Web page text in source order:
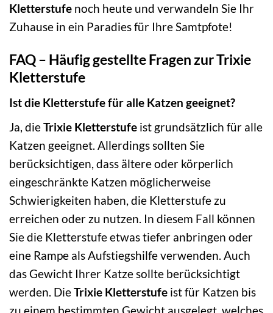
Kletterstufe noch heute und verwandeln Sie Ihr
Zuhause in ein Paradies für Ihre Samtpfote!
FAQ – Häufig gestellte Fragen zur Trixie
Kletterstufe
Ist die Kletterstufe für alle Katzen geeignet?
Ja, dieTrixie Kletterstufe ist grundsätzlich für alle
Katzen geeignet. Allerdings sollten Sie
berücksichtigen, dass ältere oder körperlich
eingeschränkte Katzen möglicherweise
Schwierigkeiten haben, die Kletterstufe zu
erreichen oder zu nutzen. In diesem Fall können
Sie die Kletterstufe etwas tiefer anbringen oder
eine Rampe als Aufstiegshilfe verwenden. Auch
das Gewicht Ihrer Katze sollte berücksichtigt
werden. DieTrixie Kletterstufe ist für Katzen bis
zu einem bestimmten Gewicht ausgelegt, welches